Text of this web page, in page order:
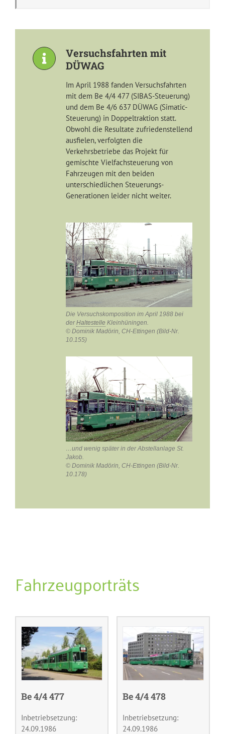
Versuchsfahrten mit
DÜWAG
Im April 1988 fanden Versuchsfahrten
mit dem Be 4/4 477 (SIBAS-Steuerung)
und dem Be 4/6 637 DÜWAG (Simatic-
Steuerung) in Doppeltraktion statt.
Obwohl die Resultate zufriedenstellend
ausfielen, verfolgten die
Verkehrsbetriebe das Projekt für
gemischte Vielfachsteuerung von
Fahrzeugen mit den beiden
unterschiedlichen Steuerungs-
Generationen leider nicht weiter.
Die Versuchskomposition im April 1988 bei
derHaltestelle Kleinhüningen.
© Dominik Madörin, CH-Ettingen (Bild-Nr.
10.155)
…und wenig später in der Abstellanlage St.
Jakob.
© Dominik Madörin, CH-Ettingen (Bild-Nr.
10.178)
Fahrzeugporträts
Be 4/4 477
Inbetriebsetzung:
24.09.1986
Be 4/4 478
Inbetriebsetzung:
24.09.1986